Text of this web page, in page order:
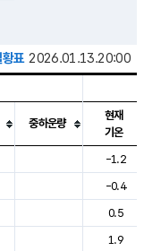
표 2026.01.13.20:00
, 기압등을 안내한 표입
중하운량
현재
기온
-1.2
-0.4
0.5
1.9